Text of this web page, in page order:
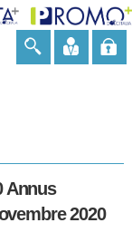
Annus
2020